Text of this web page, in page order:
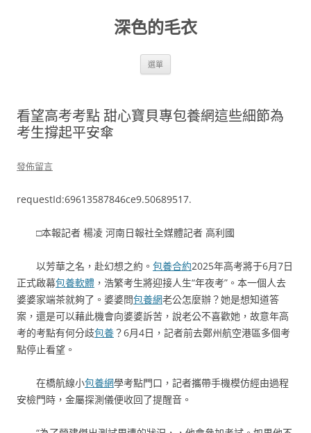
深色的毛衣
選單
看望高考考點 甜心寶貝專包養網這些細節為
考生撐起平安傘
發佈留言
requestId:69613587846ce9.50689517.
□本報記者 楊凌 河南日報社全媒體記者 高利國
以芳華之名，赴幻想之約。 包養合約2025年高考將于6月7日
正式啟幕包養軟體 ，浩繁考生將迎接人生“年夜考”。本一個人去
婆婆家端茶就夠了。婆婆問包養網老公怎麼辦？她是想知道答
案，還是可以藉此機會向婆婆訴苦，說老公不喜歡她，故意年高
考的考點有何分歧包養？6月4日，記者前去鄭州航空港區多個考
點停止看望。
在橋航線小包養網學考點門口，記者攜帶手機模仿經由過程
安檢門時，金屬探測儀便收回了提醒音。